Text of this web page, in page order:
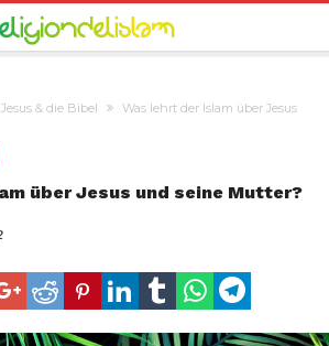
Jesus & die Bibel
Was lehrt der Islam über Jesus
über Jesus und seine Mutter?